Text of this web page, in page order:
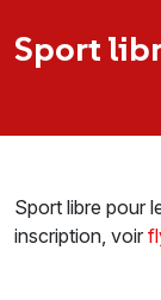
Sport
Sport libre pour
inscription, voir